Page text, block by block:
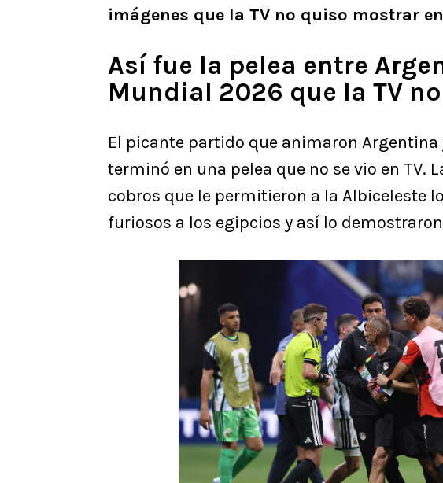
imágenes que la TV no quiso mostrar
Así fue la pelea entre
Mundial 2026 que la TV
El picante partido que animaron
terminó en una pelea que no se vio en TV.
cobros que le permitieron a la Albiceleste
furiosos a los egipcios y así lo